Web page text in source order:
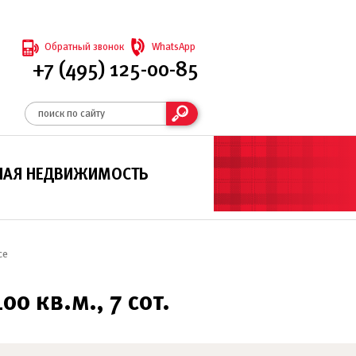
Обратный звонок WhatsApp
+7 (495) 125-00-85
НЕДВИЖИМОСТЬ
кв.м., 7 сот.